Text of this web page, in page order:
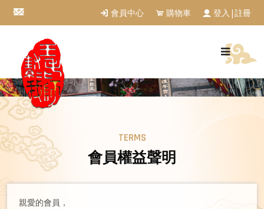
會員中心 購物車 登入|註冊
TERMS
會員權益聲明
親愛的會員，